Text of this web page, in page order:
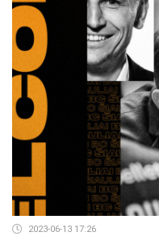
2023-06-13 17:26